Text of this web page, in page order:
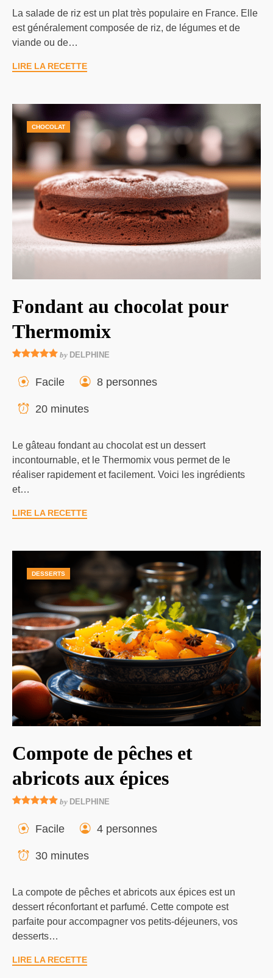
La salade de riz est un plat très populaire en France. Elle
est généralement composée de riz, de légumes et de
viande ou de…
LIRE LA RECETTE
CHOCOLAT
Fondant au chocolat pour
Thermomix
by DELPHINE
Facile 8 personnes
20 minutes
Le gâteau fondant au chocolat est un dessert
incontournable, et le Thermomix vous permet de le
réaliser rapidement et facilement. Voici les ingrédients
et…
LIRE LA RECETTE
DESSERTS
Compote de pêches et
abricots aux épices
by DELPHINE
Facile 4 personnes
30 minutes
La compote de pêches et abricots aux épices est un
dessert réconfortant et parfumé. Cette compote est
parfaite pour accompagner vos petits-déjeuners, vos
desserts…
LIRE LA RECETTE